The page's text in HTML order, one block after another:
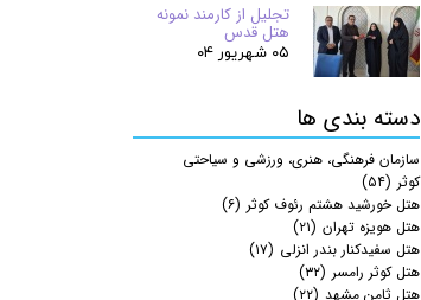
تجلیل از کارمند نمونه
هتل قدس
۰۵ شهریور ۰۴
دسته بندی ها
سازمان فرهنگی، هنری، ورزشی و سیاحتی
کوثر (۵۴)
هتل خورشید هشتم رئوف کوثر (۶)
هتل هویزه تهران (۲۱)
هتل سفیدکنار بندر انزلی (۱۷)
هتل کوثر رامسر (۳۲)
هتل ثامن مشهد (۲۲)